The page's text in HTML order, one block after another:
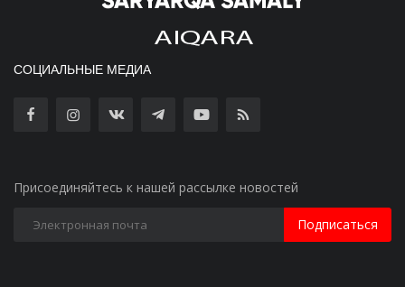
СОЦИАЛЬНЫЕ МЕДИА
Присоединяйтесь к нашей рассылке новостей
Подписаться